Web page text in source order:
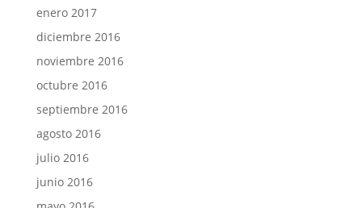
enero 2017
diciembre 2016
noviembre 2016
octubre 2016
septiembre 2016
agosto 2016
julio 2016
junio 2016